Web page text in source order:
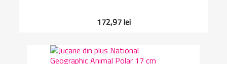
172,97 lei